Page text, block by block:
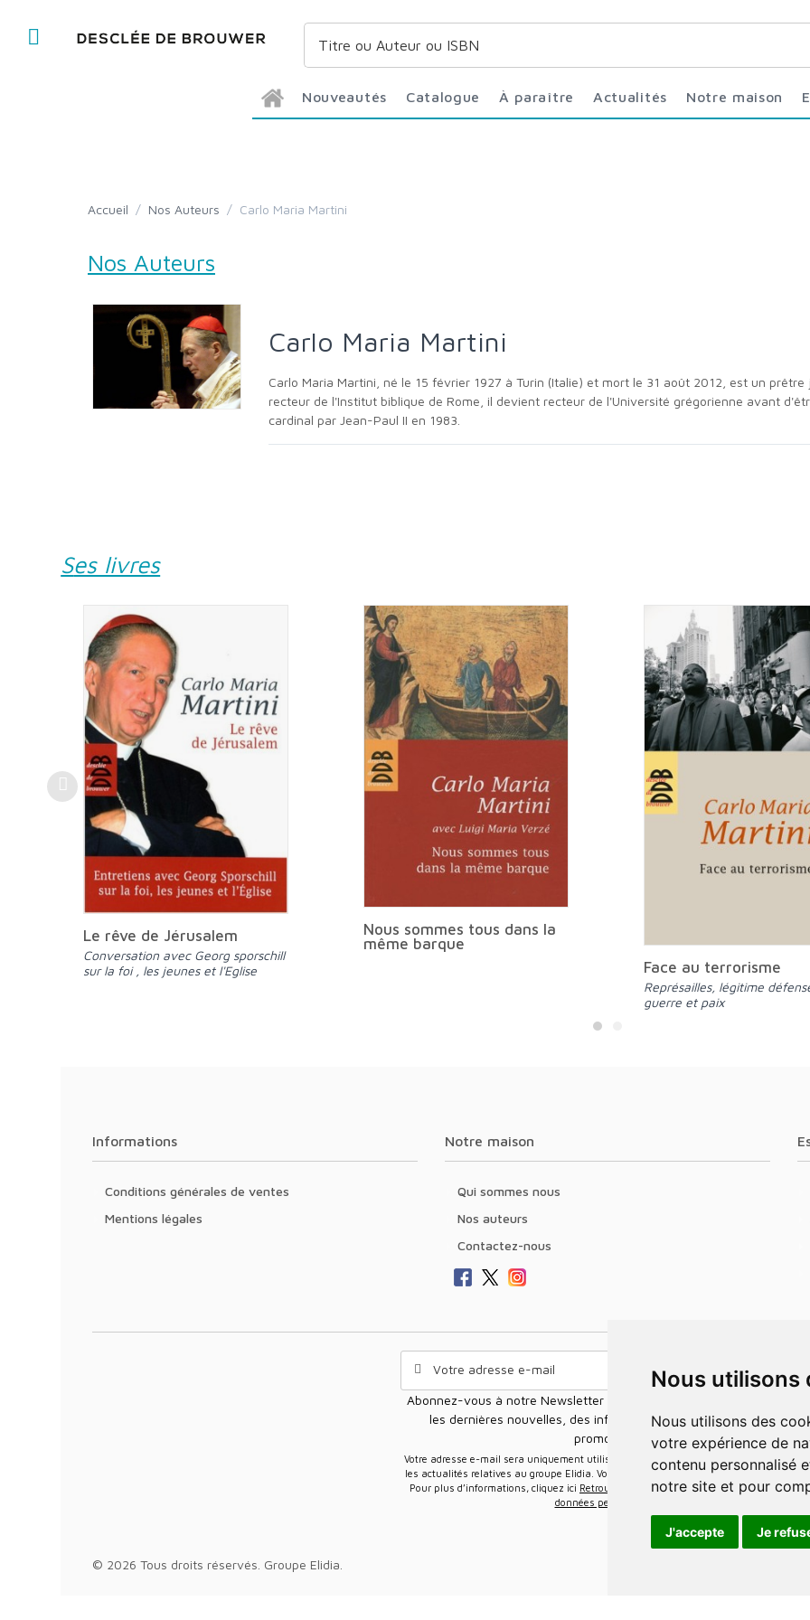
Nous
Nous utilisons des cookies et d'autres technologies de suivi pour améliorer
votre expérience de
contenu personnalisé
notre site et pour
J'accepte Je
Nouveautés Catalogue À paraître Actualités Notre maison
Accueil / Nos Auteurs / Carlo Maria Martini
Nos Auteurs
Carlo Maria Martini
Carlo Maria Martini, né le 15 février 1927 à Turin (Italie) et mort le 31 août 2012, est un prêtre jésuite italien. Professeur d'Écritures saintes et
recteur de l'Institut biblique de Rome, il devient recteur de l'Université grégorienne avant
cardinal par Jean-Paul II en 1983.
Ses livres
Le rêve de Jérusalem
Conversation avec Georg sporschill
sur la foi , les jeunes et l'Eglise
Nous sommes tous dans la
même barque
Face au terrorisme
Représailles, légitime défense,
guerre et paix
Informations
Conditions générales de ventes
Mentions légales
Notre maison
Qui sommes nous
Nos auteurs
Contactez-nous
Abonnez-vous à notre Newsletter pour recevoir nos nouvelles offres,
les dernières nouvelles, des informations sur les ventes et les
promotions.
Votre adresse e-mail sera uniquement utilisée pour vous envoyer des informations sur
les actualités relatives au groupe Elidia. Vous pouvez vous désinscrire à tout moment.
Pour plus d’informations, cliquez ici Retrouvez ici notre politique de protection de vos
données personnelles
© 2026 Tous droits réservés. Groupe Elidia